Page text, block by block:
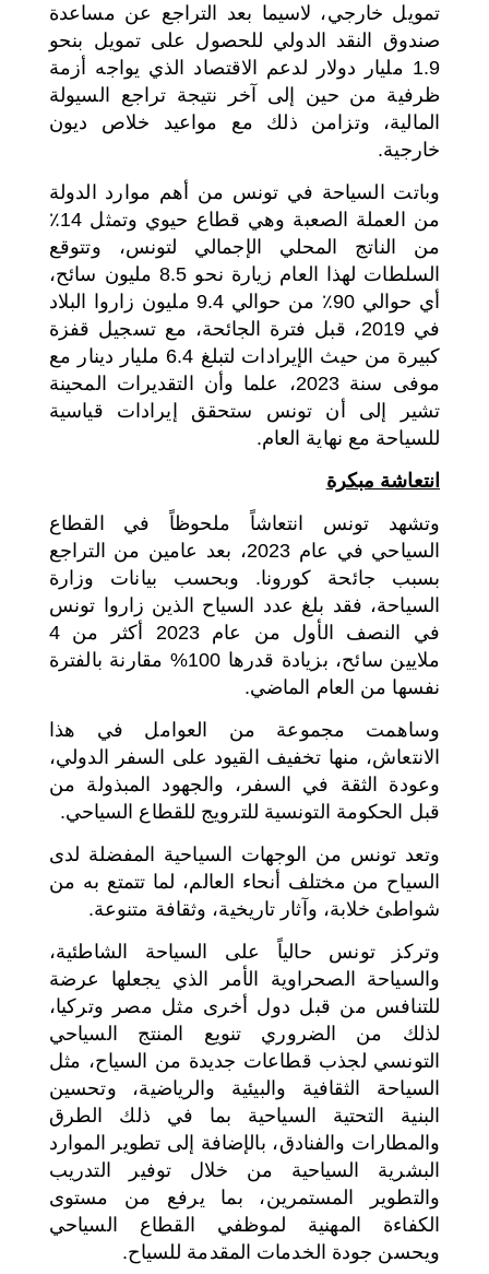
تمويل خارجي، لاسيما بعد التراجع عن مساعدة
صندوق النقد الدولي للحصول على تمويل بنحو
1.9 مليار دولار لدعم الاقتصاد الذي يواجه أزمة
ظرفية من حين إلى آخر نتيجة تراجع السيولة
المالية، وتزامن ذلك مع مواعيد خلاص ديون
خارجية.
وباتت السياحة في تونس من أهم موارد الدولة
من العملة الصعبة وهي قطاع حيوي وتمثل 14٪
من الناتج المحلي الإجمالي لتونس، وتتوقع
السلطات لهذا العام زيارة نحو 8.5 مليون سائح،
أي حوالي 90٪ من حوالي 9.4 مليون زاروا البلاد
في 2019، قبل فترة الجائحة، مع تسجيل قفزة
كبيرة من حيث الإيرادات لتبلغ 6.4 مليار دينار مع
موفى سنة 2023، علما وأن التقديرات المحينة
تشير إلى أن تونس ستحقق إيرادات قياسية
للسياحة مع نهاية العام.
انتعاشة مبكرة
وتشهد تونس انتعاشاً ملحوظاً في القطاع
السياحي في عام 2023، بعد عامين من التراجع
بسبب جائحة كورونا. وبحسب بيانات وزارة
السياحة، فقد بلغ عدد السياح الذين زاروا تونس
في النصف الأول من عام 2023 أكثر من 4
ملايين سائح، بزيادة قدرها 100% مقارنة بالفترة
نفسها من العام الماضي.
وساهمت مجموعة من العوامل في هذا
الانتعاش، منها تخفيف القيود على السفر الدولي،
وعودة الثقة في السفر، والجهود المبذولة من
قبل الحكومة التونسية للترويج للقطاع السياحي.
وتعد تونس من الوجهات السياحية المفضلة لدى
السياح من مختلف أنحاء العالم، لما تتمتع به من
شواطئ خلابة، وآثار تاريخية، وثقافة متنوعة.
وتركز تونس حالياً على السياحة الشاطئية،
والسياحة الصحراوية الأمر الذي يجعلها عرضة
للتنافس من قبل دول أخرى مثل مصر وتركيا،
لذلك من الضروري تنويع المنتج السياحي
التونسي لجذب قطاعات جديدة من السياح، مثل
السياحة الثقافية والبيئية والرياضية، وتحسين
البنية التحتية السياحية بما في ذلك الطرق
والمطارات والفنادق، بالإضافة إلى تطوير الموارد
البشرية السياحية من خلال توفير التدريب
والتطوير المستمرين، بما يرفع من مستوى
الكفاءة المهنية لموظفي القطاع السياحي
ويحسن جودة الخدمات المقدمة للسياح.